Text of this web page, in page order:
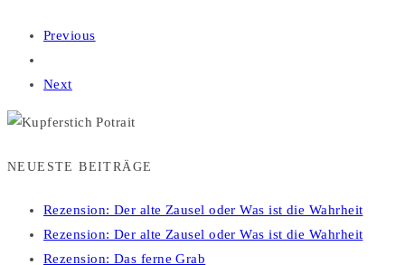
Previous
Next
NEUESTE BEITRÄGE
Rezension: Der alte Zausel oder Was ist die Wahrheit
Rezension: Der alte Zausel oder Was ist die Wahrheit
Rezension: Das ferne Grab